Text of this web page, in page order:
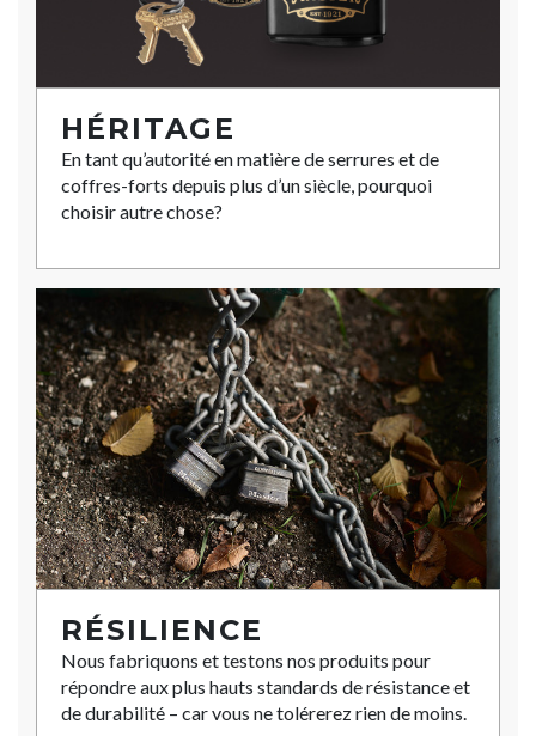
HÉRITAGE
En tant qu’autorité en matière de serrures et de
coffres-forts depuis plus d’un siècle, pourquoi
choisir autre chose?
RÉSILIENCE
Nous fabriquons et testons nos produits pour
répondre aux plus hauts standards de résistance et
de durabilité – car vous ne tolérerez rien de moins.